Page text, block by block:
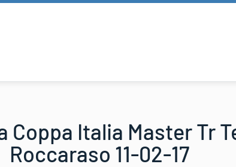
Coppa Italia Master Tr
Roccaraso 11-02-17